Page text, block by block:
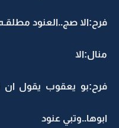
فرح:الا صج..العنود
منال:الا
فرح:بو يعقوب يقول ان
ابوها..وتبي عنود